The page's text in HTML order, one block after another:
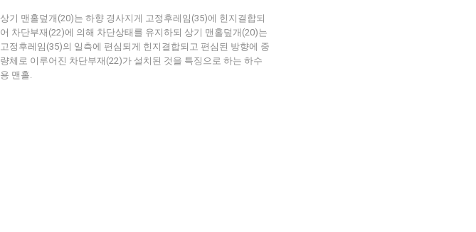
상기 맨홀덮개(20)는 하향 경사지게 고정후레임(35)에 힌지결합되
어 차단부재(22)에 의해 차단상태를 유지하되 상기 맨홀덮개(20)는
고정후레임(35)의 일측에 편심되게 힌지결합되고 편심된 방향에 중
량체로 이루어진 차단부재(22)가 설치된 것을 특징으로 하는 하수
용 맨홀.